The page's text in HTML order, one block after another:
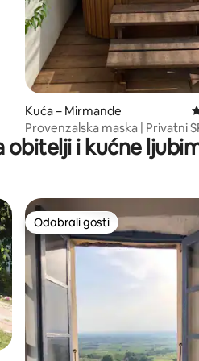
Kuća – Mirmande
Provenzalska maska | Privatni
Panoramski pogled
obitelji i kućne
Odabrali gosti
Odabrali gosti